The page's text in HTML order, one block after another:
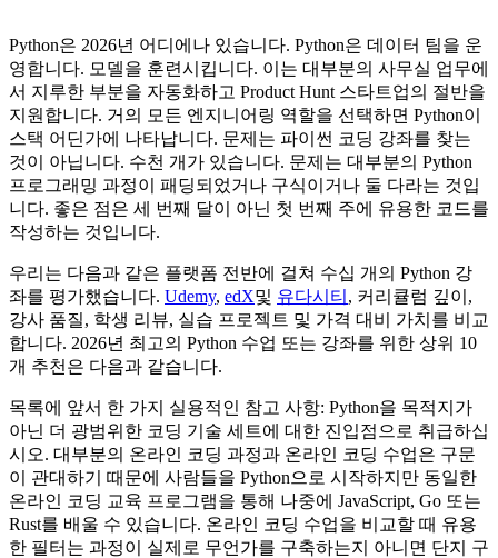
Python은 2026년 어디에나 있습니다. Python은 데이터 팀을 운
영합니다. 모델을 훈련시킵니다. 이는 대부분의 사무실 업무에
서 지루한 부분을 자동화하고 Product Hunt 스타트업의 절반을
지원합니다. 거의 모든 엔지니어링 역할을 선택하면 Python이
스택 어딘가에 나타납니다. 문제는 파이썬 코딩 강좌를 찾는
것이 아닙니다. 수천 개가 있습니다. 문제는 대부분의 Python
프로그래밍 과정이 패딩되었거나 구식이거나 둘 다라는 것입
니다. 좋은 점은 세 번째 달이 아닌 첫 번째 주에 유용한 코드를
작성하는 것입니다.
우리는 다음과 같은 플랫폼 전반에 걸쳐 수십 개의 Python 강
좌를 평가했습니다. Udemy, edX및 유다시티 , 커리큘럼 깊이,
강사 품질, 학생 리뷰, 실습 프로젝트 및 가격 대비 가치를 비교
합니다. 2026년 최고의 Python 수업 또는 강좌를 위한 상위 10
개 추천은 다음과 같습니다.
목록에 앞서 한 가지 실용적인 참고 사항: Python을 목적지가
아닌 더 광범위한 코딩 기술 세트에 대한 진입점으로 취급하십
시오. 대부분의 온라인 코딩 과정과 온라인 코딩 수업은 구문
이 관대하기 때문에 사람들을 Python으로 시작하지만 동일한
온라인 코딩 교육 프로그램을 통해 나중에 JavaScript, Go 또는
Rust를 배울 수 있습니다. 온라인 코딩 수업을 비교할 때 유용
한 필터는 과정이 실제로 무언가를 구축하는지 아니면 단지 구